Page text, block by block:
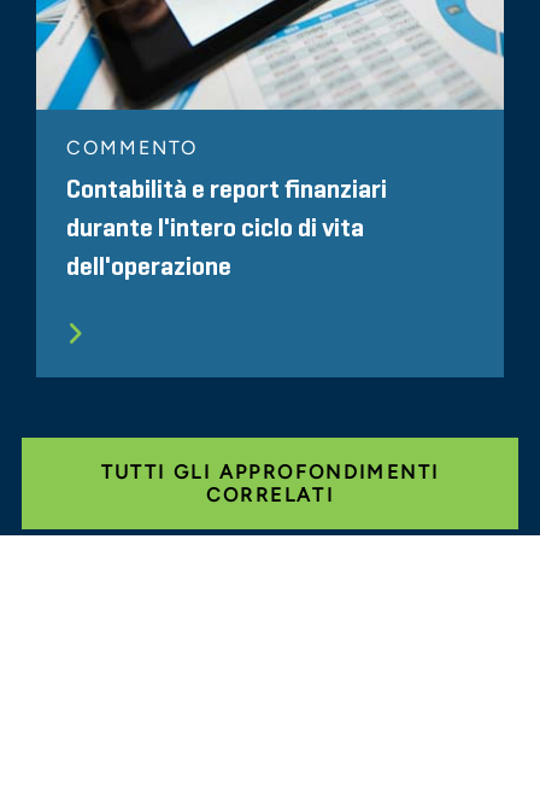
COMMENTO
Contabilità e report finanziari
durante l'intero ciclo di vita
dell'operazione
TUTTI GLI APPROFONDIMENTI
CORRELATI